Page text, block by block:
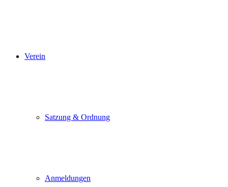
Verein
Satzung & Ordnung
Anmeldungen